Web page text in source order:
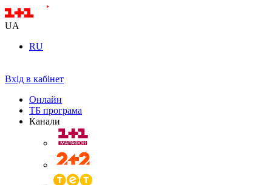
UA
RU
Вхід в кабінет
Онлайн
ТБ програма
Канали